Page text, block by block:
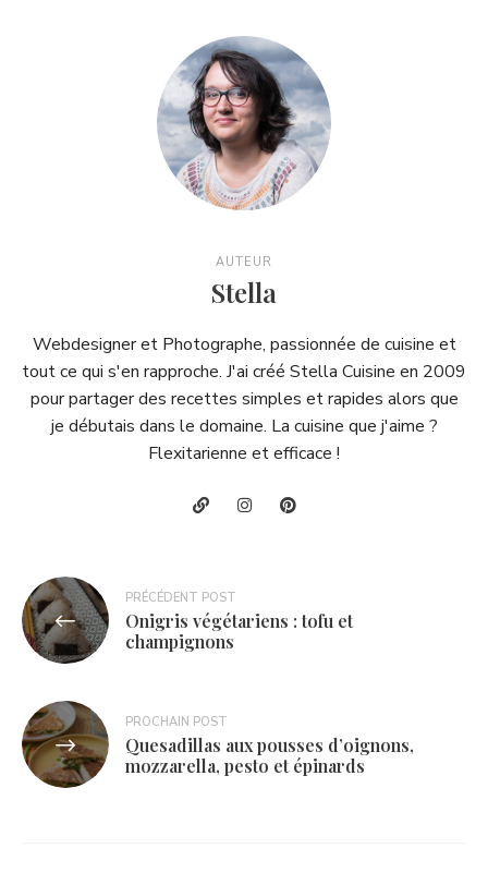
AUTEUR
Stella
Webdesigner et Photographe, passionnée de cuisine et
tout ce qui s'en rapproche. J'ai créé Stella Cuisine en 2009
pour partager des recettes simples et rapides alors que
je débutais dans le domaine. La cuisine que j'aime ?
Flexitarienne et efficace !
Navigation
de
l’article
PRÉCÉDENT POST
Onigris végétariens : tofu et
champignons
PROCHAIN POST
Quesadillas aux pousses d’oignons,
mozzarella, pesto et épinards